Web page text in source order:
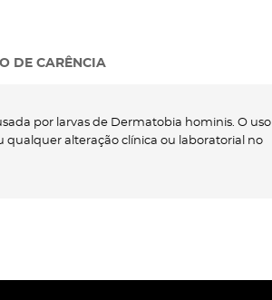
DE CARÊNCIA
por larvas de Dermatobia hominis. O uso
qualquer alteração clínica ou laboratorial no